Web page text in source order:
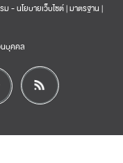
ม -นโยบายเว็บไซต์|มาตรฐาน |
บุคคล